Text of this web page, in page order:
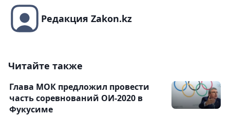
Редакция Zakon.kz
Читайте также
Глава МОК предложил провести
часть соревнований ОИ-2020 в
Фукусиме